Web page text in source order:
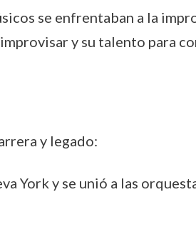
se enfrentaban a la
y su talento para
y legado:
York y se unió a las